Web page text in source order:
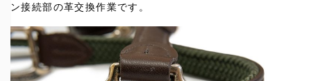
ン接続部の革交換作業です。